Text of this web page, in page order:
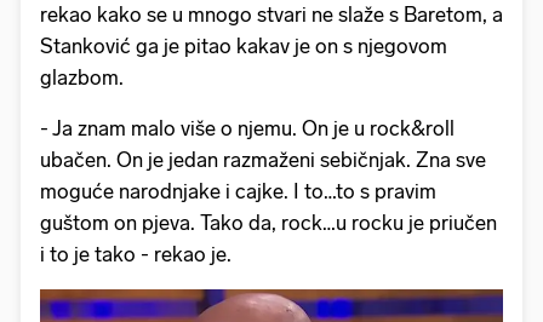
rekao kako se u mnogo stvari ne slaže s Baretom, a
Stanković ga je pitao kakav je on s njegovom
glazbom.
- Ja znam malo više o njemu. On je u rock&roll
ubačen. On je jedan razmaženi sebičnjak. Zna sve
moguće narodnjake i cajke. I to…to s pravim
guštom on pjeva. Tako da, rock…u rocku je priučen
i to je tako - rekao je.